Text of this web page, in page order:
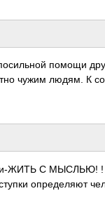
помощи
чужим людям. К
ЖИТЬ С МЫСЛЬЮ! !
опре­деляют